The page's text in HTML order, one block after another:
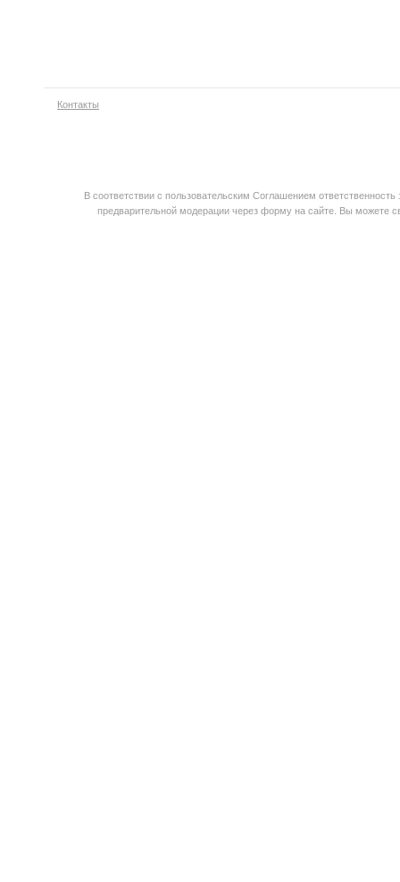
Контакты
В соответствии с пользовательским Соглашением
предварительной модерации через форму на сайте. Вы можете